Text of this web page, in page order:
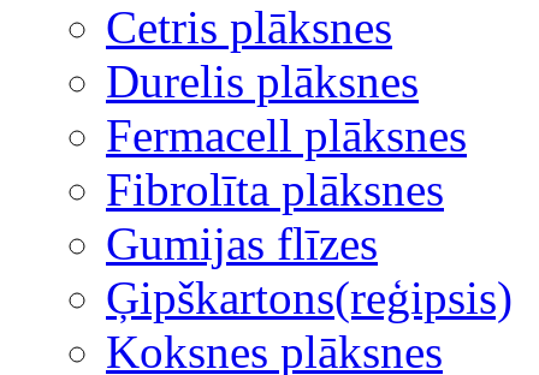
Cetris plāksnes
Durelis plāksnes
Fermacell plāksnes
Fibrolīta plāksnes
Gumijas flīzes
Ģipškartons(reģipsis)
Koksnes plāksnes